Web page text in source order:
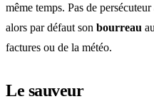
même temps. Pas de
alors par défaut son bourreau
factures ou de la météo.
Le sauveur